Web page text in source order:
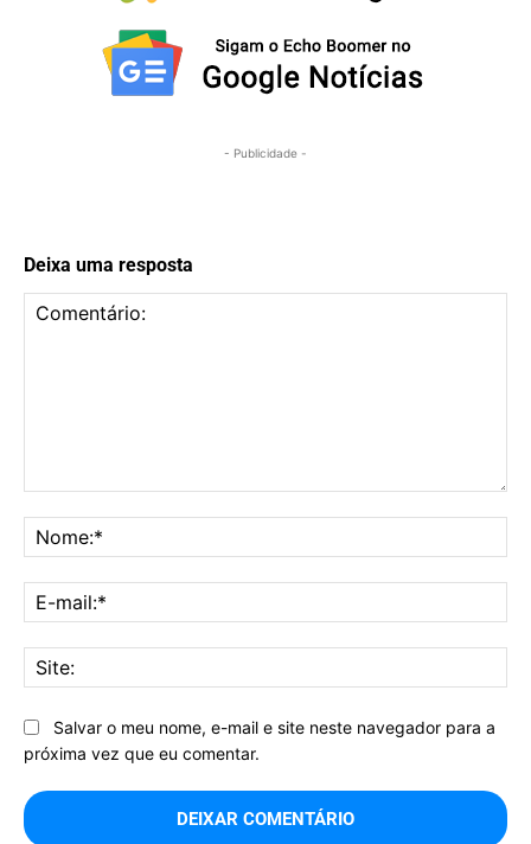
- Publicidade -
Deixa uma resposta
Salvar o meu nome, e-mail e site neste navegador para a
próxima vez que eu comentar.